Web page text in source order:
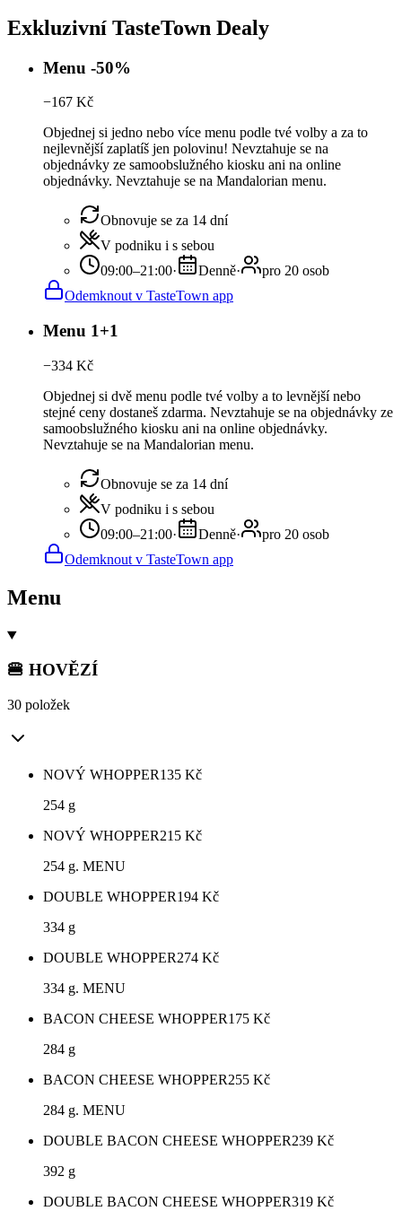
Exkluzivní TasteTown Dealy
Menu -50%
−167 Kč
Objednej si jedno nebo více menu podle tvé volby a za to
nejlevnější zaplatíš jen polovinu! Nevztahuje se na
objednávky ze samoobslužného kiosku ani na online
objednávky. Nevztahuje se na Mandalorian menu.
Obnovuje se za 14 dní
V podniku i s sebou
09:00–21:00· Denně·
pro 20 osob
Odemknout v TasteTown app
Menu 1+1
−334 Kč
Objednej si dvě menu podle tvé volby a to levnější nebo
stejné ceny dostaneš zdarma. Nevztahuje se na objednávky ze
samoobslužného kiosku ani na online objednávky.
Nevztahuje se na Mandalorian menu.
Obnovuje se za 14 dní
V podniku i s sebou
09:00–21:00· Denně·
pro 20 osob
Odemknout v TasteTown app
Menu
🍔 HOVĚZÍ
30 položek
NOVÝ WHOPPER135 Kč
254 g
NOVÝ WHOPPER215 Kč
254 g. MENU
DOUBLE WHOPPER194 Kč
334 g
DOUBLE WHOPPER274 Kč
334 g. MENU
BACON CHEESE WHOPPER175 Kč
284 g
BACON CHEESE WHOPPER255 Kč
284 g. MENU
DOUBLE BACON CHEESE WHOPPER239 Kč
392 g
DOUBLE BACON CHEESE WHOPPER319 Kč